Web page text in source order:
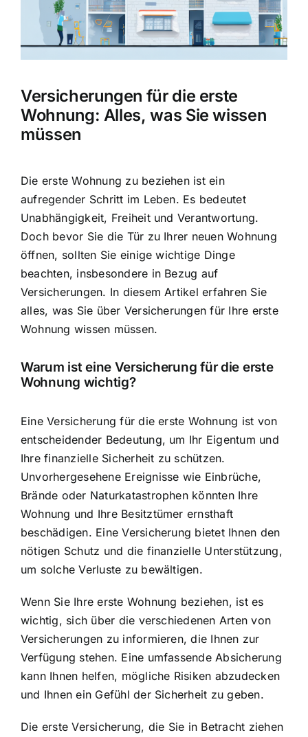
Hausratversicherung
Berufsunfähigkeitsversicherung
Weitere Tarifvergleiche
Hilfe und Kontakt
Versicherungen für die erste
Wohnung: Alles, was Sie wissen
müssen
Die erste Wohnung zu beziehen ist ein
aufregender Schritt im Leben. Es bedeutet
Unabhängigkeit, Freiheit und Verantwortung.
Doch bevor Sie die Tür zu Ihrer neuen Wohnung
öffnen, sollten Sie einige wichtige Dinge
beachten, insbesondere in Bezug auf
Versicherungen. In diesem Artikel erfahren Sie
alles, was Sie über Versicherungen für Ihre erste
Wohnung wissen müssen.
Warum ist eine Versicherung für die erste
Wohnung wichtig?
Eine Versicherung für die erste Wohnung ist von
entscheidender Bedeutung, um Ihr Eigentum und
Ihre finanzielle Sicherheit zu schützen.
Unvorhergesehene Ereignisse wie Einbrüche,
Brände oder Naturkatastrophen könnten Ihre
Wohnung und Ihre Besitztümer ernsthaft
beschädigen. Eine Versicherung bietet Ihnen den
nötigen Schutz und die finanzielle Unterstützung,
um solche Verluste zu bewältigen.
Wenn Sie Ihre erste Wohnung beziehen, ist es
wichtig, sich über die verschiedenen Arten von
Versicherungen zu informieren, die Ihnen zur
Verfügung stehen. Eine umfassende Absicherung
kann Ihnen helfen, mögliche Risiken abzudecken
und Ihnen ein Gefühl der Sicherheit zu geben.
Die erste Versicherung, die Sie in Betracht ziehen